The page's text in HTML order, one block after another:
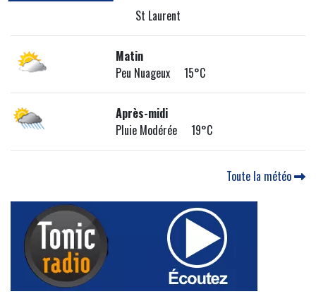
St Laurent
Matin
Peu Nuageux 15°C
Après-midi
Pluie Modérée 19°C
Toute la météo